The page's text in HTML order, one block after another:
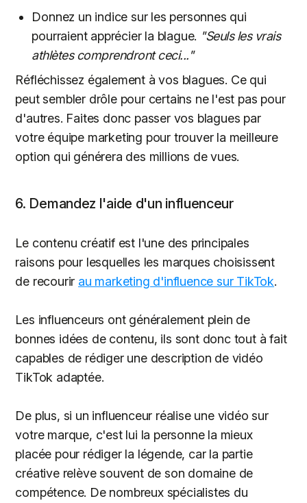
Donnez un indice sur les personnes qui
pourraient apprécier la blague. "Seuls les vrais
athlètes comprendront ceci..."
Réfléchissez également à vos blagues. Ce qui
peut sembler drôle pour certains ne l'est pas pour
d'autres. Faites donc passer vos blagues par
votre équipe marketing pour trouver la meilleure
option qui générera des millions de vues.
6. Demandez l'aide d'un influenceur
Le contenu créatif est l'une des principales
raisons pour lesquelles les marques choisissent
de recourir au marketing d'influence sur TikTok.
Les influenceurs ont généralement plein de
bonnes idées de contenu, ils sont donc tout à fait
capables de rédiger une description de vidéo
TikTok adaptée.
De plus, si un influenceur réalise une vidéo sur
votre marque, c'est lui la personne la mieux
placée pour rédiger la légende, car la partie
créative relève souvent de son domaine de
compétence. De nombreux spécialistes du